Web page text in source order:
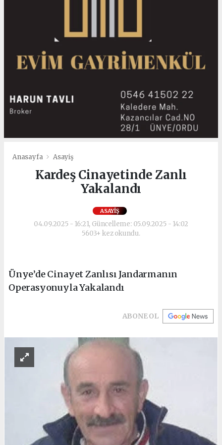
Anasayfa Asayiş
Kardeş Cinayetinde Zanlı
Yakalandı
ASAYIŞ
04.09.2025 - 16:21, Güncelleme: 05.09.2025 - 14:02
5603+ kez okundu.
Ünye’de Cinayet Zanlısı Jandarmanın
Operasyonuyla Yakalandı
ABONE OL